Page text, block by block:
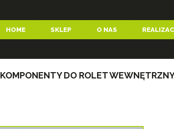
HOME SKLEP O NAS
KOMPONENTY DO ROLET